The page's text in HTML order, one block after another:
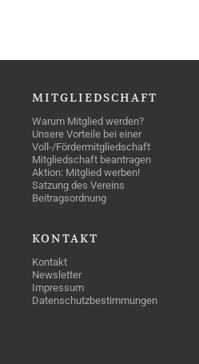
MITGLIEDSCHAFT
Warum Mitglied werden?
Unsere Vorteile bei einer
Voll-/Fördermitgliedschaft
Mitgliedschaft beantragen
Aktion: Mitglied werben!
Satzung des Vereins
Beitragsordnung
KONTAKT
Kontakt
Newsletter
Impressum
Datenschutzbestimmungen